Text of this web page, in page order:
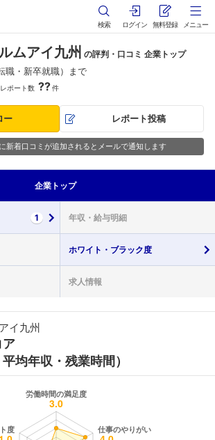
検索 ログイン 無料登録 メニュー
ムアイ九州 の評判・口コミ 企業トップ
職・新卒就職）まで
レポート数 ??件
ー レポート投稿
新着口コミが追加されるとメールで通知します
企業 トップ
1 年収・ 給与明細
ホワイト・ ブラック度
求人情報
イ九州
ア
均年収・残業時間）